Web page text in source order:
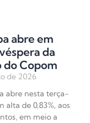
abre em
da
do Copom
de 2026
abre nesta terça-
alta de 0,83%, aos
em meio a